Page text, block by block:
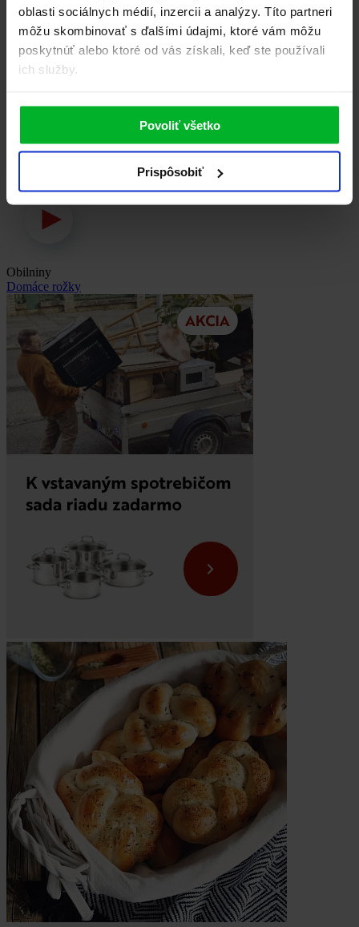
oblasti sociálnych médií, inzercii a analýzy. Títo partneri
môžu skombinovať s ďalšími údajmi, ktoré vám môžu
poskytnúť alebo ktoré od vás získali, keď ste používali
ich služby.
Povoliť všetko
Prispôsobiť
Obilniny
Domáce rožky